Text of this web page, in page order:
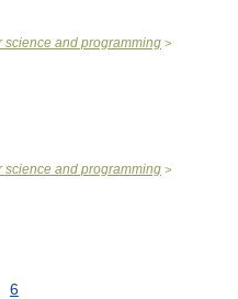
science and programming >
science and programming >
6